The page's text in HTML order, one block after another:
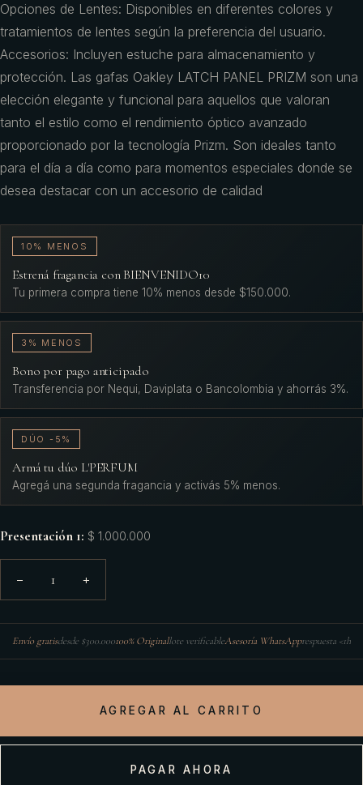
Opciones de Lentes: Disponibles en diferentes colores y
tratamientos de lentes según la preferencia del usuario.
Accesorios: Incluyen estuche para almacenamiento y
protección. Las gafas Oakley LATCH PANEL PRIZM son una
elección elegante y funcional para aquellos que valoran
tanto el estilo como el rendimiento óptico avanzado
proporcionado por la tecnología Prizm. Son ideales tanto
para el día a día como para momentos especiales donde se
desea destacar con un accesorio de calidad
10% MENOS
Estrená fragancia con BIENVENIDO10
Tu primera compra tiene 10% menos desde $150.000.
3% MENOS
Bono por pago anticipado
Transferencia por Nequi, Daviplata o Bancolombia y ahorrás 3%.
DÚO -5%
Armá tu dúo L'PERFUM
Agregá una segunda fragancia y activás 5% menos.
Presentación 1: $ 1.000.000
− 1 +
Envío gratisdesde $300.000100% Originallote verificableAsesoría WhatsApprespuesta <1h
AGREGAR AL CARRITO
PAGAR AHORA